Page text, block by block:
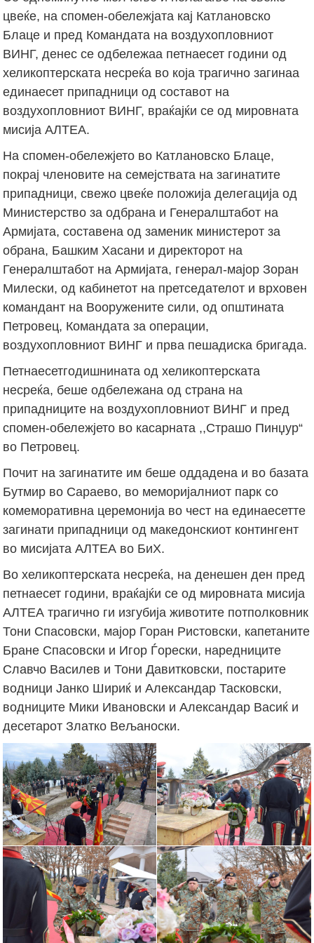
цвеќе, на спомен-обележјата кај Катлановско
Блаце и пред Командата на воздухопловниот
ВИНГ, денес се одбележаа петнаесет години од
хеликоптерската несреќа во која трагично загинаа
единаесет припадници од составот на
воздухопловниот ВИНГ, враќајќи се од мировната
мисија АЛТЕА.
На спомен-обележјето во Катлановско Блаце,
покрај членовите на семејствата на загинатите
припадници, свежо цвеќе положија делегација од
Министерство за одбрана и Генералштабот на
Армијата, составена од заменик министерот за
обрана, Башким Хасани и директорот на
Генералштабот на Армијата, генерал-мајор Зоран
Милески, од кабинетот на претседателот и врховен
командант на Вооружените сили, од општината
Петровец, Командата за операции,
воздухопловниот ВИНГ и прва пешадиска бригада.
Петнаесетгодишнината од хеликоптерската
несреќа, беше одбележана од страна на
припадниците на воздухопловниот ВИНГ и пред
спомен-обележјето во касарната ,,Страшо Пинџур“
во Петровец.
Почит на загинатите им беше оддадена и во базата
Бутмир во Сараево, во меморијалниот парк со
комеморативна церемонија во чест на единаесетте
загинати припадници од македонскиот контингент
во мисијата АЛТЕА во БиХ.
Во хеликоптерската несреќа, на денешен ден пред
петнаесет години, враќајќи се од мировната мисија
АЛТЕА трагично ги изгубија животите потполковник
Тони Спасовски, мајор Горан Ристовски, капетаните
Бране Спасовски и Игор Ѓорески, наредниците
Славчо Василев и Тони Давитковски, постарите
водници Јанко Шириќ и Александар Тасковски,
водниците Мики Ивановски и Александар Васиќ и
десетарот Златко Вељаноски.